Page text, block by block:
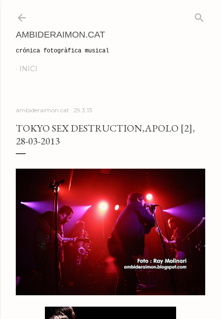
AMBIDERAIMON.CAT
crónica fotogràfica musical
INICI
ambideraimon.cat 29.3.13
TOKYO SEX DESTRUCTION,APOLO [2],
28-03-2013